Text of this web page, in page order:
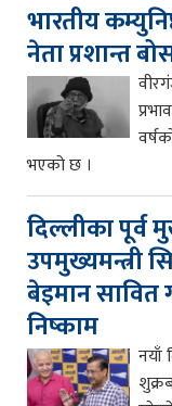
भारतीय
नेता प्रशान्त
भएको छ ।
दिल्लीका पूर्व
उपमुख्यमन्त्री
बेइमान सावित
निष्काम
नयाँ